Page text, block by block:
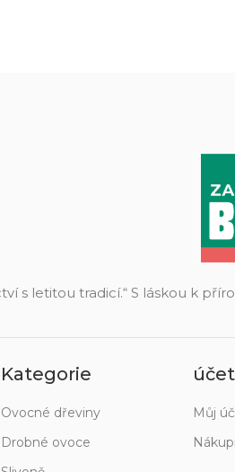
s letitou tradicí.“ S láskou k
Kategorie
Ovocné dřeviny
Drobné ovoce
účet
Můj